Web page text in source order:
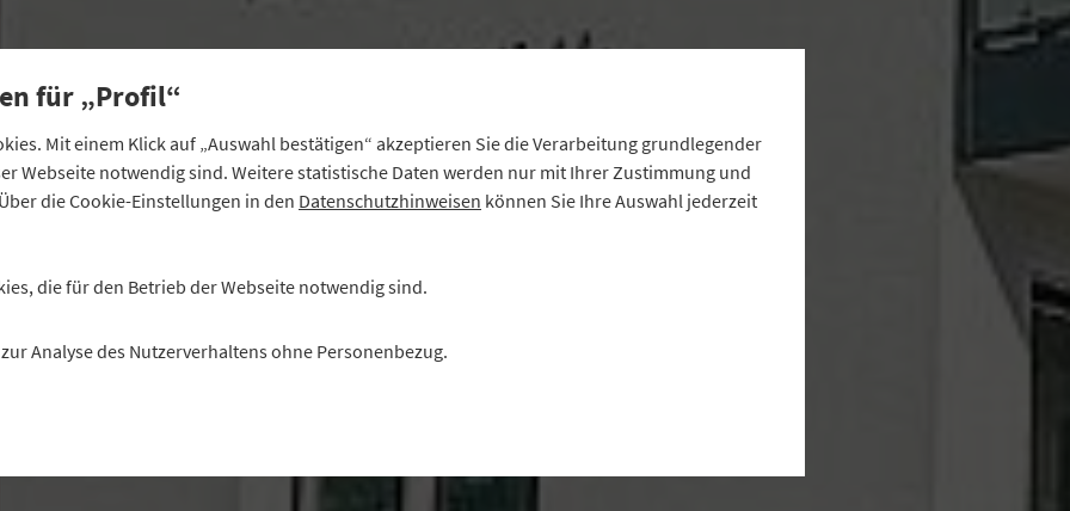
für „Profil“
Mit einem Klick auf „Auswahl bestätigen“ akzeptieren Sie die Verarbeitung grundlegender
Webseite notwendig sind. Weitere statistische Daten werden nur mit Ihrer Zustimmung und
die Cookie-Einstellungen in den Datenschutzhinweisen können Sie Ihre Auswahl jederzeit
die für den Betrieb der Webseite notwendig sind.
Analyse des Nutzerverhaltens ohne Personenbezug.